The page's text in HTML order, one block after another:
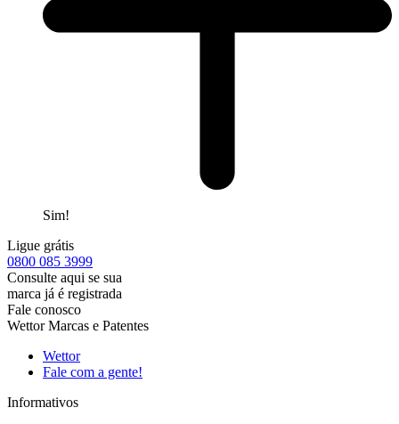
Sim!
Ligue grátis
0800 085 3999
Consulte aqui se sua
marca já é registrada
Fale conosco
Wettor Marcas e Patentes
Wettor
Fale com a gente!
Informativos